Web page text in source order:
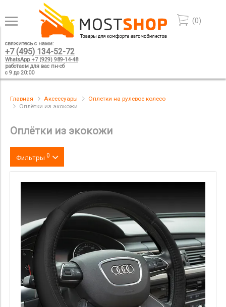
(0)
свяжитесь с нами:
+7 (495) 134-52-72
WhatsApp +7 (929) 989-14-48
работаем для вас пн-сб
с 9 до 20:00
Главная Аксессуары
Оплетки на рулевое колесо
Оплётки из экокожи
Оплётки из экокожи
Фильтры 0
материал
Страна происхождения
Цена